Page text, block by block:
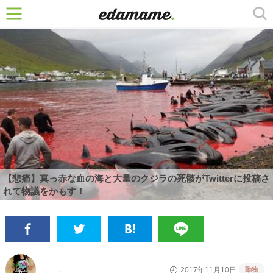
【悲痛】真っ赤な血の海と大量のクジラの死骸がTwitterに投稿さ
れて物議をかもす！
2017年11月10日 動物